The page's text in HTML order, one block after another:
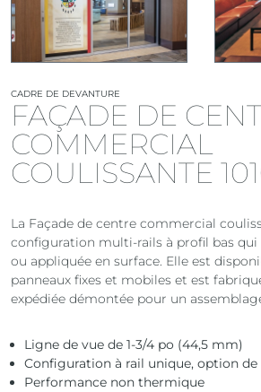
CADRE DE DEVANTURE
FAÇADE DE
COMMERCIAL
COULISSANTE
La Façade de centre commercial
configuration multi-rails à profil bas qui
ou appliquée en surface. Elle est
panneaux fixes et mobiles et est
expédiée démontée pour un
Ligne de vue de 1-3/4 po (44,5 mm)
Configuration à rail unique, option
Performance non thermique